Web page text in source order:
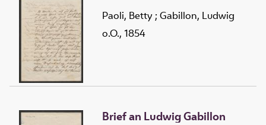
Paoli, Betty ; Gabillon, Ludwig
o.O., 1854
Brief an Ludwig Gabillon